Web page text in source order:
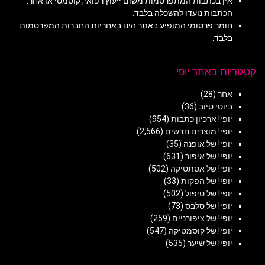
הכתבות נועדו להשכלה בלבד.
חומר פרסומי המופיע באתר הינו באחריות החברות המפרסמות
בלבד.
קטגוריות באתר יופי
אחר (28)
ביוטי טיוב (36)
יופי! ארכיון כתבות (954)
יופי! מוצרים חדשים (2,566)
יופי! של אופנה (35)
יופי! של איפור (631)
יופי! של אסתטיקה (502)
יופי! של הפקות (33)
יופי! של טיפול (502)
יופי! של סלבס (73)
יופי! של ציפורניים (259)
יופי! של קוסמטיקה (547)
יופי! של שיער (535)